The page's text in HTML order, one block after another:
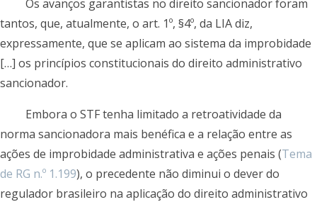
Os avanços garantistas no direito sancionador foram
tantos, que, atualmente, o art. 1º, §4º, da LIA diz,
expressamente, que se aplicam ao sistema da improbidade
[…] os princípios constitucionais do direito administrativo
sancionador.
Embora o STF tenha limitado a retroatividade da
norma sancionadora mais benéfica e a relação entre as
ações de improbidade administrativa e ações penais (Tema
de RG n.º 1.199), o precedente não diminui o dever do
regulador brasileiro na aplicação do direito administrativo